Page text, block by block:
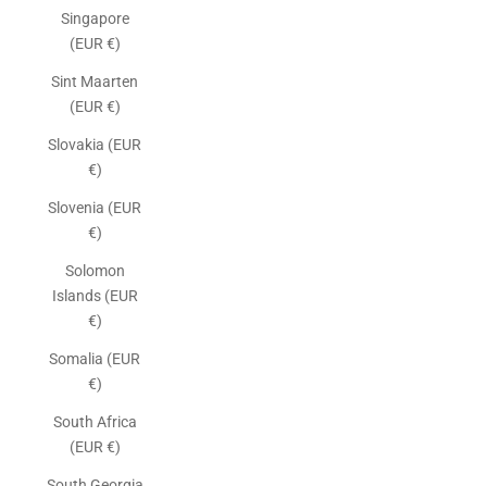
Singapore
(EUR €)
Sint Maarten
(EUR €)
Slovakia (EUR
€)
Slovenia (EUR
€)
Solomon
Islands (EUR
€)
Somalia (EUR
€)
South Africa
(EUR €)